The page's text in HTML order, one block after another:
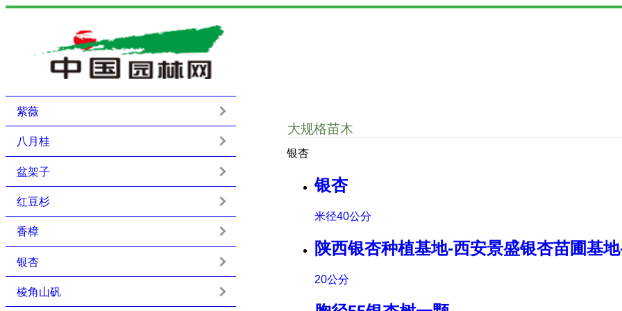
大规格苗木
银杏
银杏
米径40公分
陕西银杏种植基地-西安景盛银杏苗圃基
20公分
紫薇
八月桂
盆架子
红豆杉
香樟
银杏
棱角山矾